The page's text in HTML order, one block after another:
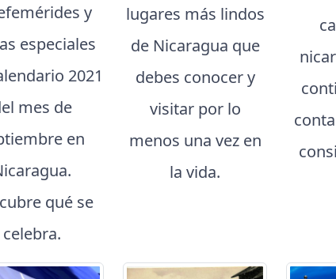
y
especiales
2021
mes de
en
qué se
celebra.
lugares más lindos
de Nicaragua que
debes conocer y
visitar por lo
menos una vez en
la vida.